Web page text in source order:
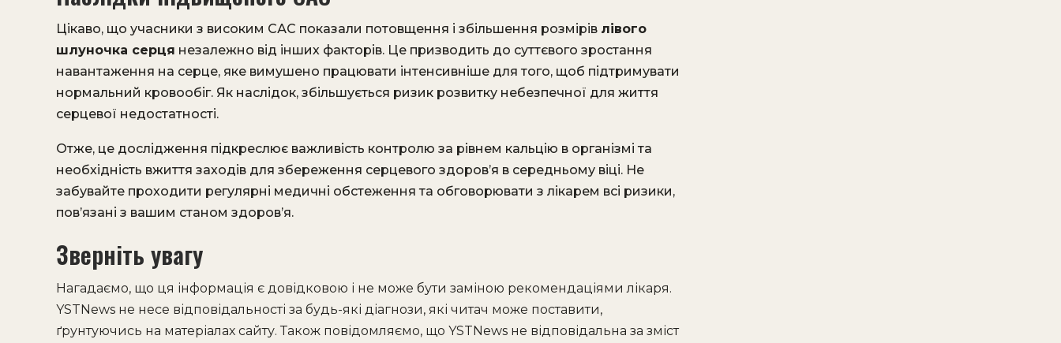
Цікаво, що учасники з високим САС показали потовщення і збільшення розмірів лівого
шлуночка серця незалежно від інших факторів. Це призводить до суттєвого зростання
навантаження на серце, яке вимушено працювати інтенсивніше для того, щоб підтримувати
нормальний кровообіг. Як наслідок, збільшується ризик розвитку небезпечної для життя
серцевої недостатності.
Отже, це дослідження підкреслює важливість контролю за рівнем кальцію в організмі та
необхідність вжиття заходів для збереження серцевого здоров’я в середньому віці. Не
забувайте проходити регулярні медичні обстеження та обговорювати з лікарем всі ризики,
пов’язані з вашим станом здоров’я.
Зверніть увагу
Нагадаємо, що ця інформація є довідковою і не може бути заміною рекомендаціями лікаря.
YSTNews не несе відповідальності за будь-які діагнози, які читач може поставити,
ґрунтуючись на матеріалах сайту. Також повідомляємо, що YSTNews не відповідальна за зміст